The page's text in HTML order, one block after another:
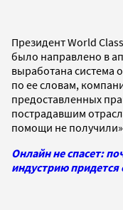
Президент World
было направлено в
выработана система
по ее словам,
предоставленных
пострадавшим
помощи не
Онлайн не спасет:
индустрию придется